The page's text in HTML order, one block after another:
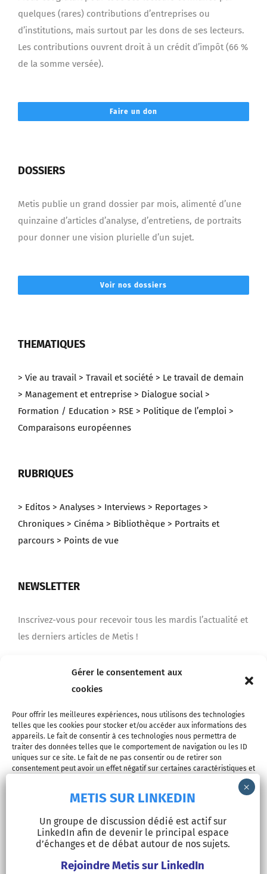
Gérer le consentement aux
cookies
Pour offrir les meilleures expériences, nous utilisons des technologies
telles que les cookies pour stocker et/ou accéder aux informations des
appareils. Le fait de consentir à ces technologies nous permettra de
traiter des données telles que le comportement de navigation ou les ID
uniques sur ce site. Le fait de ne pas consentir ou de retirer son
consentement peut avoir un effet négatif sur certaines caractéristiques et
Refuser
Voir les préférences
quelques (rares) contributions d’entreprises ou
d’institutions, mais surtout par les dons de ses lecteurs.
Les contributions ouvrent droit à un crédit d’impôt (66 %
de la somme versée).
Faire un don
DOSSIERS
Metis publie un grand dossier par mois, alimenté d’une
quinzaine d’articles d’analyse, d’entretiens, de portraits
pour donner une vision plurielle d’un sujet.
Voir nos dossiers
THEMATIQUES
> Vie au travail > Travail et société > Le travail de demain
> Management et entreprise > Dialogue social >
Formation / Education > RSE > Politique de l’emploi >
Comparaisons européennes
RUBRIQUES
> Editos > Analyses > Interviews > Reportages >
Chroniques > Cinéma > Bibliothèque > Portraits et
parcours > Points de vue
NEWSLETTER
Inscrivez-vous pour recevoir tous les mardis l’actualité et
les derniers articles de Metis !
© Copyright 2026 - METIS EUROPE | Tous droits réservés |
Mentions légales
METIS SUR LINKEDIN
Un groupe de discussion dédié est actif sur
LinkedIn afin de devenir le principal espace
d’échanges et de débat autour de nos sujets.
Rejoindre Metis sur LinkedIn